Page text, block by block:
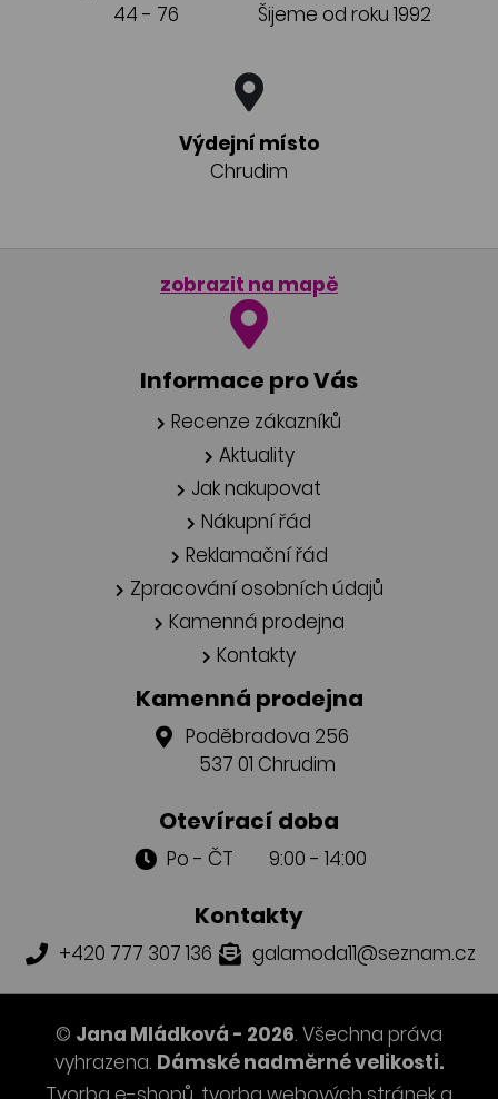
44 - 76
Šijeme od roku 1992
Výdejní místo
Chrudim
zobrazit na mapě
Informace pro Vás
Recenze zákazníků
Aktuality
Jak nakupovat
Nákupní řád
Reklamační řád
Zpracování osobních údajů
Kamenná prodejna
Kontakty
Kamenná prodejna
Poděbradova 256
537 01 Chrudim
Otevírací doba
Po - ČT 9:00 - 14:00
Kontakty
+420 777 307 136 galamoda11@seznam.cz
© Jana Mládková - 2026. Všechna práva
vyhrazena. Dámské nadměrné velikosti.